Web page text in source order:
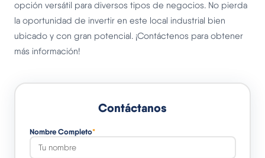
opción versátil para diversos tipos de negocios. No pierda
la oportunidad de invertir en este local industrial bien
ubicado y con gran potencial. ¡Contáctenos para obtener
más información!
Contáctanos
Nombre Completo*